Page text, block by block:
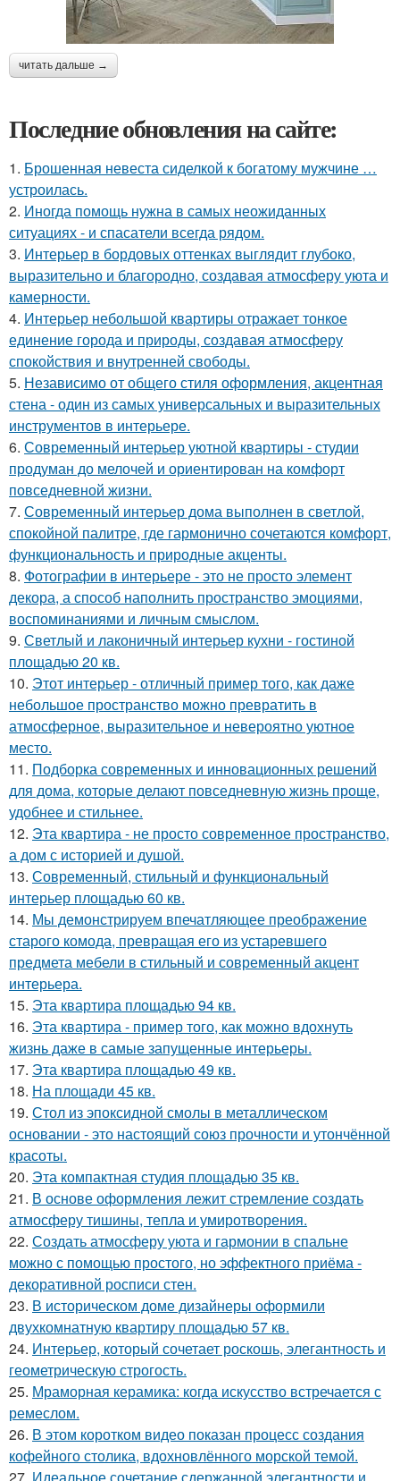
читать дальше →
Последние обновления на сайте:
1. Брошенная невеста сиделкой к богатому мужчине …
устроилась.
2. Иногда помощь нужна в самых неожиданных
ситуациях - и спасатели всегда рядом.
3. Интерьер в бордовых оттенках выглядит глубоко,
выразительно и благородно, создавая атмосферу уюта и
камерности.
4. Интерьер небольшой квартиры отражает тонкое
единение города и природы, создавая атмосферу
спокойствия и внутренней свободы.
5. Независимо от общего стиля оформления, акцентная
стена - один из самых универсальных и выразительных
инструментов в интерьере.
6. Современный интерьер уютной квартиры - студии
продуман до мелочей и ориентирован на комфорт
повседневной жизни.
7. Современный интерьер дома выполнен в светлой,
спокойной палитре, где гармонично сочетаются комфорт,
функциональность и природные акценты.
8. Фотографии в интерьере - это не просто элемент
декора, а способ наполнить пространство эмоциями,
воспоминаниями и личным смыслом.
9. Светлый и лаконичный интерьер кухни - гостиной
площадью 20 кв.
10. Этот интерьер - отличный пример того, как даже
небольшое пространство можно превратить в
атмосферное, выразительное и невероятно уютное
место.
11. Подборка современных и инновационных решений
для дома, которые делают повседневную жизнь проще,
удобнее и стильнее.
12. Эта квартира - не просто современное пространство,
а дом с историей и душой.
13. Современный, стильный и функциональный
интерьер площадью 60 кв.
14. Мы демонстрируем впечатляющее преображение
старого комода, превращая его из устаревшего
предмета мебели в стильный и современный акцент
интерьера.
15. Эта квартира площадью 94 кв.
16. Эта квартира - пример того, как можно вдохнуть
жизнь даже в самые запущенные интерьеры.
17. Эта квартира площадью 49 кв.
18. На площади 45 кв.
19. Стол из эпоксидной смолы в металлическом
основании - это настоящий союз прочности и утончённой
красоты.
20. Эта компактная студия площадью 35 кв.
21. В основе оформления лежит стремление создать
атмосферу тишины, тепла и умиротворения.
22. Создать атмосферу уюта и гармонии в спальне
можно с помощью простого, но эффектного приёма -
декоративной росписи стен.
23. В историческом доме дизайнеры оформили
двухкомнатную квартиру площадью 57 кв.
24. Интерьер, который сочетает роскошь, элегантность и
геометрическую строгость.
25. Мраморная керамика: когда искусство встречается с
ремеслом.
26. В этом коротком видео показан процесс создания
кофейного столика, вдохновлённого морской темой.
27. Идеальное сочетание сдержанной элегантности и